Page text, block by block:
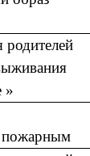
родителей
»
пожарным